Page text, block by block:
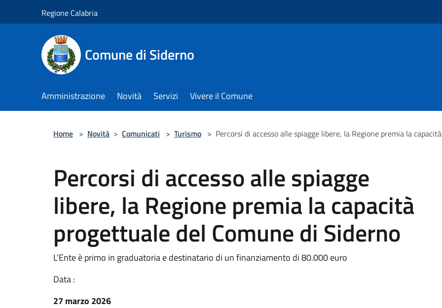
Regione Calabria
Comune di Siderno
Amministrazione Novità Servizi Vivere il Comune
Home > Novità > Comunicati > Turismo > Percorsi di accesso alle spiagge libere, la Regione premia la
Percorsi di accesso alle spiagge
libere, la Regione premia la capacità
progettuale del Comune di Siderno
L'Ente è primo in graduatoria e destinatario di un finanziamento di 80.000 euro
Data :
27 marzo 2026